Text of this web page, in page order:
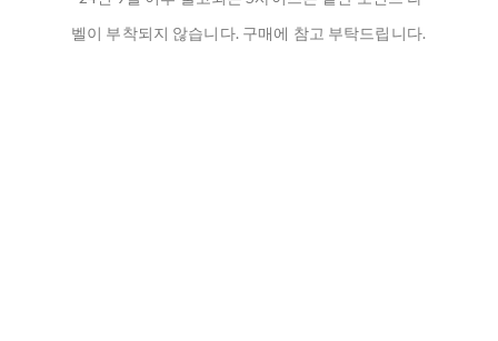
벨이 부착되지 않습니다. 구매에 참고 부탁드립니다.